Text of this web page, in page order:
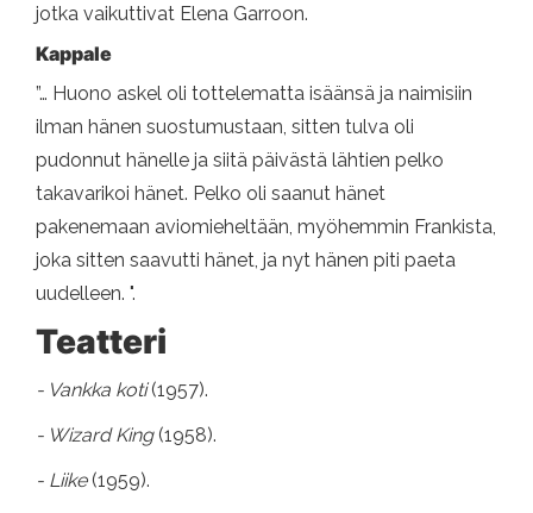
jotka vaikuttivat Elena Garroon.
Kappale
”… Huono askel oli tottelematta isäänsä ja naimisiin
ilman hänen suostumustaan, sitten tulva oli
pudonnut hänelle ja siitä päivästä lähtien pelko
takavarikoi hänet. Pelko oli saanut hänet
pakenemaan aviomieheltään, myöhemmin Frankista,
joka sitten saavutti hänet, ja nyt hänen piti paeta
uudelleen. ".
Teatteri
- Vankka koti(1957).
- Wizard King (1958).
- Liike (1959).